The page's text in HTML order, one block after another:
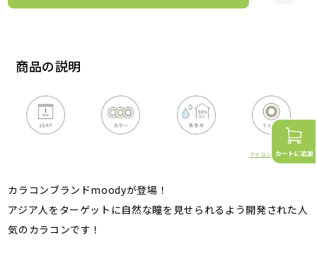
商品の説明
アイコンの詳細はこちら
カラコンブランドmoodyが登場！
アジア人をターゲットに自然な瞳を見せられるよう開発された人
気のカラコンです！